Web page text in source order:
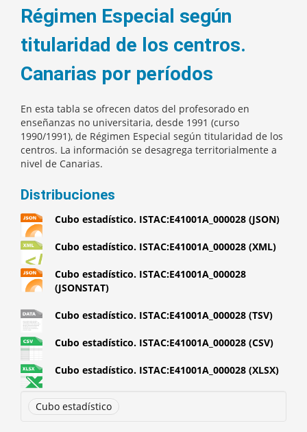
Régimen Especial según
titularidad de los centros.
Canarias por períodos
En esta tabla se ofrecen datos del profesorado en
enseñanzas no universitaria, desde 1991 (curso
1990/1991), de Régimen Especial según titularidad de los
centros. La información se desagrega territorialmente a
nivel de Canarias.
Distribuciones
Cubo estadístico. ISTAC:E41001A_000028 (JSON)
Cubo estadístico. ISTAC:E41001A_000028 (XML)
Cubo estadístico. ISTAC:E41001A_000028
(JSONSTAT)
Cubo estadístico. ISTAC:E41001A_000028 (TSV)
Cubo estadístico. ISTAC:E41001A_000028 (CSV)
Cubo estadístico. ISTAC:E41001A_000028 (XLSX)
Cubo estadístico